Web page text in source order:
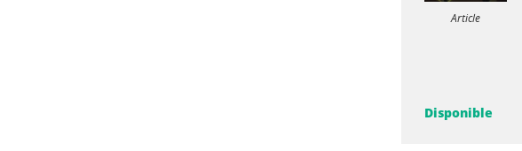
Article
Disponible